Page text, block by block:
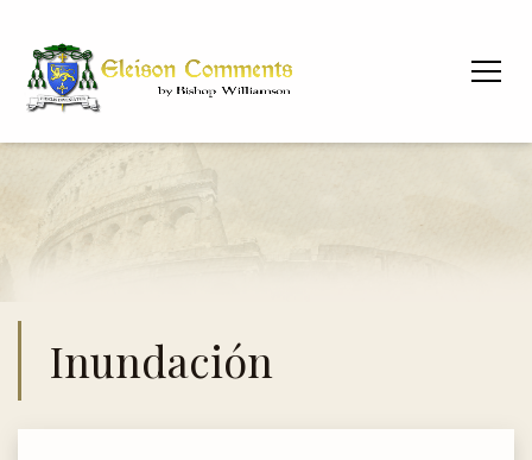
Inundación